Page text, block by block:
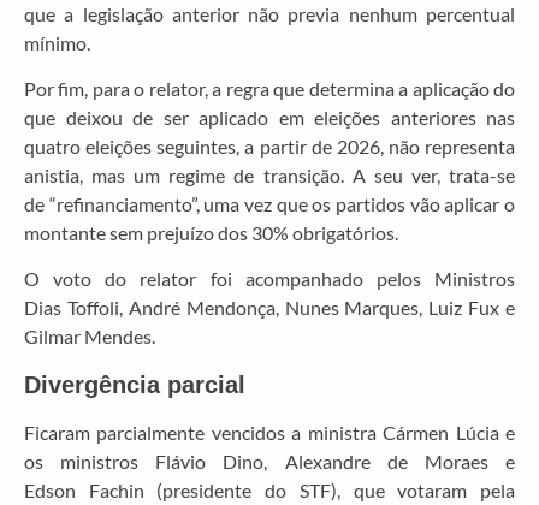
que a legislação anterior não previa nenhum percentual
mínimo.
Por fim, para o relator, a regra que determina a aplicação do
que deixou de ser aplicado em eleições anteriores nas
quatro eleições seguintes, a partir de 2026, não representa
anistia, mas um regime de transição. A seu ver, trata-se
de “refinanciamento”, uma vez que os partidos vão aplicar o
montante sem prejuízo dos 30% obrigatórios.
O voto do relator foi acompanhado pelos Ministros
Dias Toffoli, André Mendonça, Nunes Marques, Luiz Fux e
Gilmar Mendes.
Divergência parcial
Ficaram parcialmente vencidos a ministra Cármen Lúcia e
os ministros Flávio Dino, Alexandre de Moraes e
Edson Fachin (presidente do STF), que votaram pela